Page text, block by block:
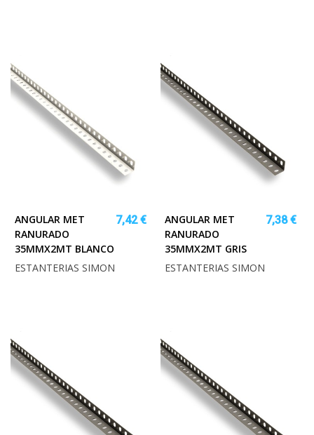
ANGULAR MET
RANURADO
35MMX2MT BLANCO
7,42 €
ESTANTERIAS SIMON
ANGULAR MET
RANURADO
35MMX2MT GRIS
7,38 €
ESTANTERIAS SIMON